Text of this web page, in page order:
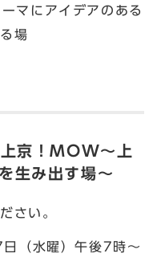
マにアイデアのある
場
京！MOW～上
生み出す場～
さい。
（水曜）午後7時～